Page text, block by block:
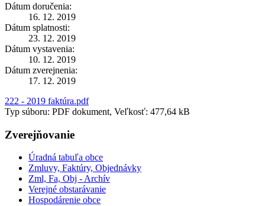
Dátum doručenia:
16. 12. 2019
Dátum splatnosti:
23. 12. 2019
Dátum vystavenia:
10. 12. 2019
Dátum zverejnenia:
17. 12. 2019
222 - 2019 faktúra.pdf
Typ súboru: PDF dokument, Veľkosť: 477,64 kB
Zverejňovanie
Úradná tabuľa obce
Zmluvy, Faktúry, Objednávky
Zml, Fa, Obj - Archív
Verejné obstarávanie
Hospodárenie obce